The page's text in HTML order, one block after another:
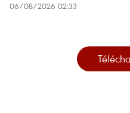
06/08/2026 02:33